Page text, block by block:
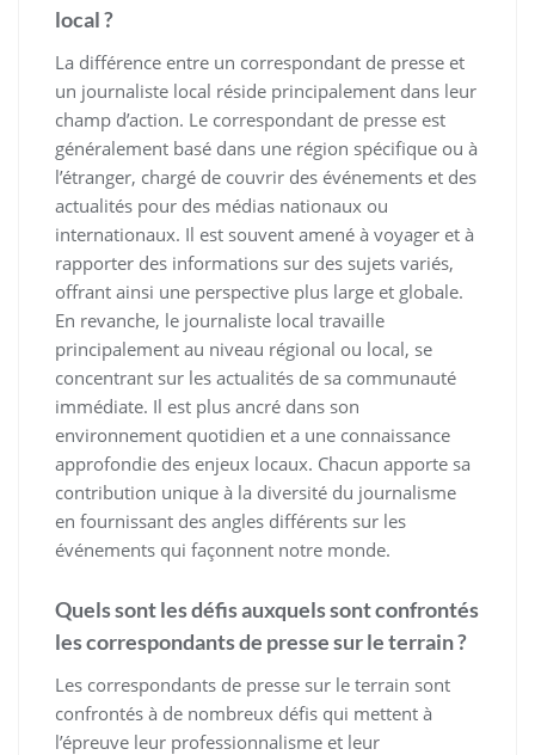
local ?
La différence entre un correspondant de presse et
un journaliste local réside principalement dans leur
champ d’action. Le correspondant de presse est
généralement basé dans une région spécifique ou à
l’étranger, chargé de couvrir des événements et des
actualités pour des médias nationaux ou
internationaux. Il est souvent amené à voyager et à
rapporter des informations sur des sujets variés,
offrant ainsi une perspective plus large et globale.
En revanche, le journaliste local travaille
principalement au niveau régional ou local, se
concentrant sur les actualités de sa communauté
immédiate. Il est plus ancré dans son
environnement quotidien et a une connaissance
approfondie des enjeux locaux. Chacun apporte sa
contribution unique à la diversité du journalisme
en fournissant des angles différents sur les
événements qui façonnent notre monde.
Quels sont les défis auxquels sont confrontés
les correspondants de presse sur le terrain ?
Les correspondants de presse sur le terrain sont
confrontés à de nombreux défis qui mettent à
l’épreuve leur professionnalisme et leur